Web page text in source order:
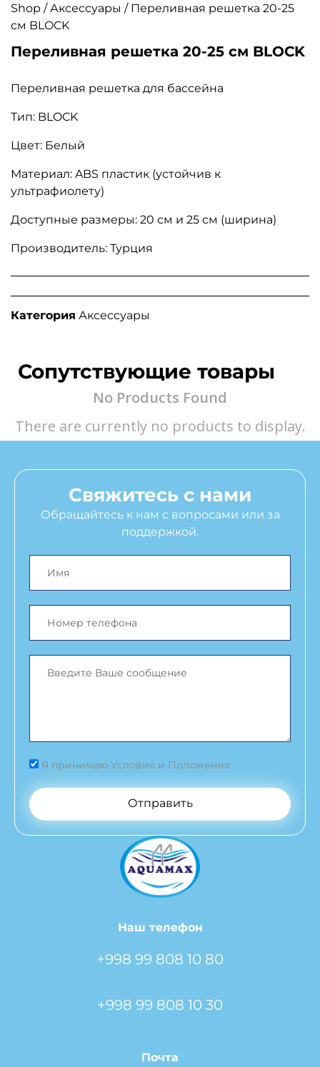
Shop /Аксессуары / Переливная решетка 20-25
см BLOCK
Переливная решетка 20-25 см BLOCK
Переливная решетка для бассейна
Тип: BLOCK
Цвет: Белый
Материал: ABS пластик (устойчив к
ультрафиолету)
Доступные размеры: 20 см и 25 см (ширина)
Производитель: Турция
Категория Аксессуары
Сопутствующие товары
No Products Found
There are currently no products to display.
Свяжитесь с нами
Обращайтесь к нам с вопросами или за
поддержкой.
Я принимаю Условия и Положения
Отправить
Наш телефон
+998 99 808 10 80
+998 99 808 10 30
Почта